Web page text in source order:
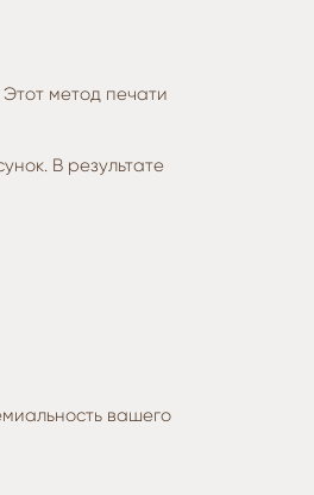
метод печати
В результате
вашего